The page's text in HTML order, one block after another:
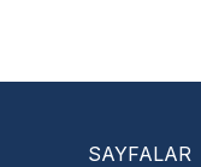
SAYFALAR